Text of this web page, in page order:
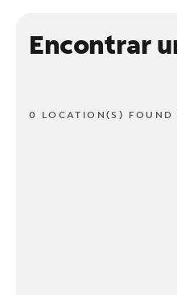
Encontrar
0 LOCATION(S) FOUND